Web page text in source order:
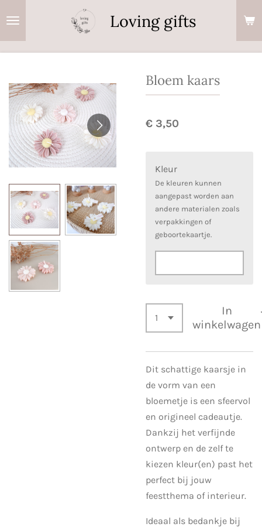
Loving gifts
Bloem kaars
€ 3,50
Kleur
De kleuren kunnen
aangepast worden aan
andere materialen zoals
verpakkingen of
geboortekaartje.
In
winkelwagen
Dit schattige kaarsje in
de vorm van een
bloemetje is een sfeervol
en origineel cadeautje.
Dankzij het verfijnde
ontwerp en de zelf te
kiezen kleur(en) past het
perfect bij jouw
feestthema of interieur.
Ideaal als bedankje bij